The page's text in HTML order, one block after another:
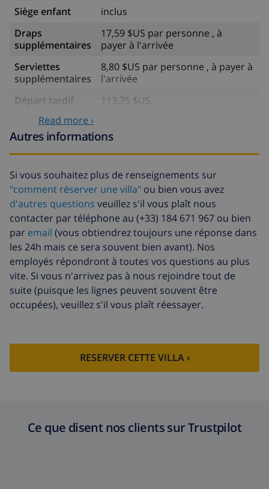
Siège enfant
inclus
Draps
supplémentaires
17,59 $US par personne , à
payer à l'arrivée
Serviettes
supplémentaires
8,80 $US par personne , à payer à
l'arrivée
Départ tardif
113,75 $US
Nettoyage
supplémentaire
énergétique (52,77 $US/HOUR)
Fonds
4.80% du montant total
Read more ›
Autres informations
Si vous souhaitez plus de renseignements sur
"comment réserver une villa" ou bien vous avez
d'autres questions veuillez s'il vous plaît nous
contacter par téléphone au (+33) 184 671 967 ou bien
par email (vous obtiendrez toujours une réponse dans
les 24h mais ce sera souvent bien avant). Nos
employés répondront à toutes vos questions au plus
vite. Si vous n'arrivez pas à nous rejoindre tout de
suite (puisque les lignes peuvent souvent être
occupées), veuillez s'il vous plaît réessayer.
RESERVER CETTE VILLA ›
Ce que disent nos clients sur Trustpilot